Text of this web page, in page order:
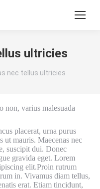
ultricies
nec tellus ultricies
non, varius malesuada
placerat, urna purus
ut mauris. Maecenas nec
suscipit dui. Donec
gravida eget. Lorem
elit.Proin rutrum
in. Vivamus diam tellus,
erat. Etiam tincidunt,